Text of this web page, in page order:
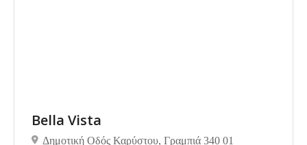
Bella Vista
Δημοτική Οδός Καρύστου, Γραμπιά 340 01